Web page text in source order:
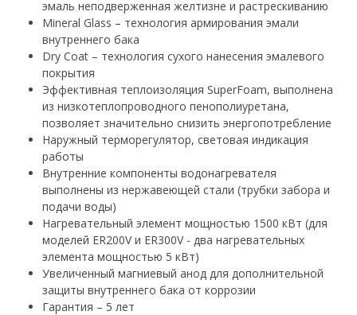
эмаль неподверженная желтизне и растрескиванию
Mineral Glass – технология армирования эмали
внутреннего бака
Dry Coat – технология сухого нанесения эмалевого
покрытия
Эффективная теплоизоляция SuperFoam, выполнена
из низкотеплопроводного пенополиуретана,
позволяет значительно снизить энергопотребление
Наружный терморегулятор, световая индикация
работы
Внутренние компоненты водонагревателя
выполнены из нержавеющей стали (трубки забора и
подачи воды)
Нагревательный элемент мощностью 1500 кВт (для
моделей ER200V и ER300V - два нагревательных
элемента мощностью 5 кВт)
Увеличенный магниевый анод для дополнительной
защиты внутреннего бака от коррозии
Гарантия – 5 лет